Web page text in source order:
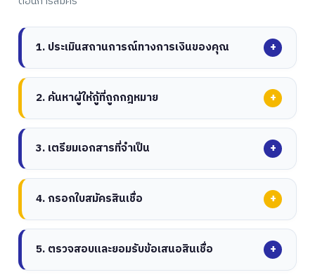
1. ประเมินสถานการณ์ทางการเงินของคุณ +
ดอกเบี้ยแบบลดต้นลดดอก โดยเริ่มที่ร้อยละ 0.60 ต่อเดือน
เข้าใจความต้องการของคุณ:กำหนดจำนวนเงินที่คุณต้องกู้
ยืมและสิ่งที่คุณต้องการ ซึ่งจะช่วยในการเลือกประเภทสินเชื่อ
ประเมินความสามารถของคุณในการชำระคืน:พิจารณาราย
ได้และภาระผูกพันทางการเงินของคุณ นี่เป็นสิ่งสำคัญในการ
หลีกเลี่ยงการกู้ยืมมากเกินไปและให้แน่ใจว่าคุณสามารถชำระ
คืนเงินกู้ได้อย่างสะดวกสบาย
2. ค้นหาผู้ให้กู้ที่ถูกกฎหมาย +
เครดิต และผู้ให้กู้ออนไลน์ เปรียบเทียบอัตราดอกเบี้ย ค่า
ธรรมเนียม เงื่อนไขเงินกู้ และบทวิจารณ์ของลูกค้า
ตรวจสอบข้อกำหนดคุณสมบัติ:ผู้ให้กู้แต่ละรายมีเกณฑ์
เฉพาะ ตรวจสอบให้แน่ใจว่าคุณมีคุณสมบัติตรงตามข้อกำหนด
3. เตรียมเอกสารที่จำเป็น +
หลักฐานรายได้ (เช่น ต้นขั้วการจ่ายเงิน) บัตรประจำตัว และใบ
แจ้งยอดธนาคาร
การตรวจสอบประวัติเครดิต:เตรียมพร้อมให้ผู้ให้กู้ตรวจ
สอบประวัติเครดิตของคุณ การรู้คะแนนเครดิตของคุณล่วง
4. กรอกใบสมัครสินเชื่อ +
แบบฟอร์มการสมัครสินเชื่อ ความไม่ถูกต้องอาจนำไปสู่ความ
ล่าช้าหรือการปฏิเสธ
5. ตรวจสอบและยอมรับข้อเสนอสินเชื่อ +